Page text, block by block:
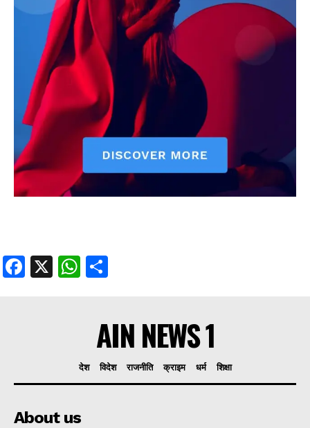
Terms of Use Agreement
Facebook
X WhatsApp
Share
Facebook
X WhatsApp
AIN NEWS 1
देश विदेश राजनीति क्राइम धर्म शिक्षा
About us